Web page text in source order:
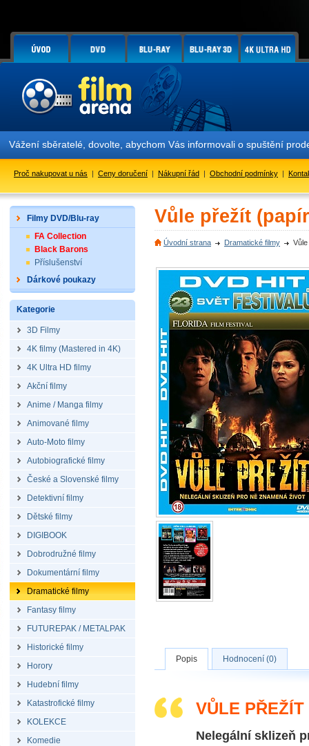
Vážení sběratelé, dovolte, abychom Vás informovali o spuštění
Proč nakupovat u nás | Ceny doručení | Nákupní řád | Obchodní podmínky |
Filmy DVD/Blu-ray
FA Collection
Black Barons
Příslušenství
Dárkové poukazy
Kategorie
3D Filmy
4K filmy (Mastered in 4K)
4K Ultra HD filmy
Akční filmy
Anime / Manga filmy
Animované filmy
Auto-Moto filmy
Autobiografické filmy
České a Slovenské filmy
Detektivní filmy
Dětské filmy
DIGIBOOK
Dobrodružné filmy
Dokumentární filmy
Dramatické filmy
Fantasy filmy
FUTUREPAK / METALPAK
Historické filmy
Horory
Hudební filmy
Katastrofické filmy
KOLEKCE
Komedie
Vůle přežít
Úvodní strana Dramatické filmy
Popis Hodnocení (0)
VŮLE
Nelegální sklizeň